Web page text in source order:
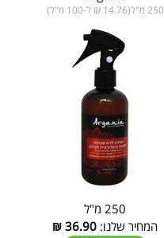
250 מ"ל(14.76 ₪ ל-100 מ"ל)
250 מ"ל
המחיר שלנו: 36.90
₪